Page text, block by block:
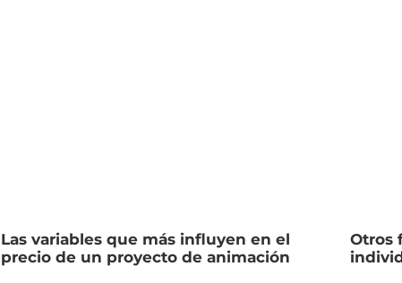
Las variables que más influyen en el
precio de un proyecto de animación
Otros